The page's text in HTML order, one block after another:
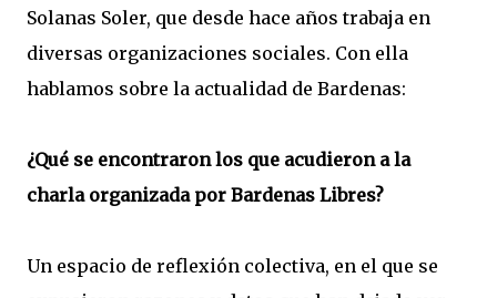
Solanas Soler, que desde hace años trabaja en
diversas organizaciones sociales. Con ella
hablamos sobre la actualidad de Bardenas:
¿Qué se encontraron los que acudieron a la
charla organizada por Bardenas Libres?
Un espacio de reflexión colectiva, en el que se